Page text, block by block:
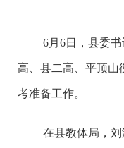
6月6日，县委
高、县二高、平顶山
考准备工作。
在县教体局，刘